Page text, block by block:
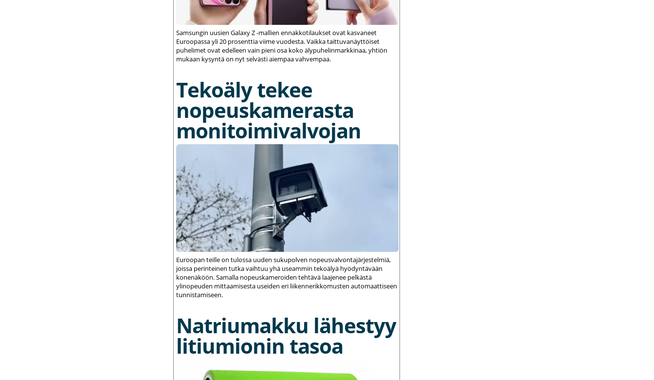
Samsungin uusien Galaxy Z -mallien ennakkotilaukset ovat kasvaneet
Euroopassa yli 20 prosenttia viime vuodesta. Vaikka taittuvanäyttöiset
puhelimet ovat edelleen vain pieni osa koko älypuhelinmarkkinaa, yhtiön
mukaan kysyntä on nyt selvästi aiempaa vahvempaa.
Tekoäly tekee
nopeuskamerasta
monitoimivalvojan
Euroopan teille on tulossa uuden sukupolven nopeusvalvontajärjestelmiä,
joissa perinteinen tutka vaihtuu yhä useammin tekoälyä hyödyntävään
konenäköön. Samalla nopeuskameroiden tehtävä laajenee pelkästä
ylinopeuden mittaamisesta useiden eri liikennerikkomusten automaattiseen
tunnistamiseen.
Natriumakku lähestyy
litiumionin tasoa